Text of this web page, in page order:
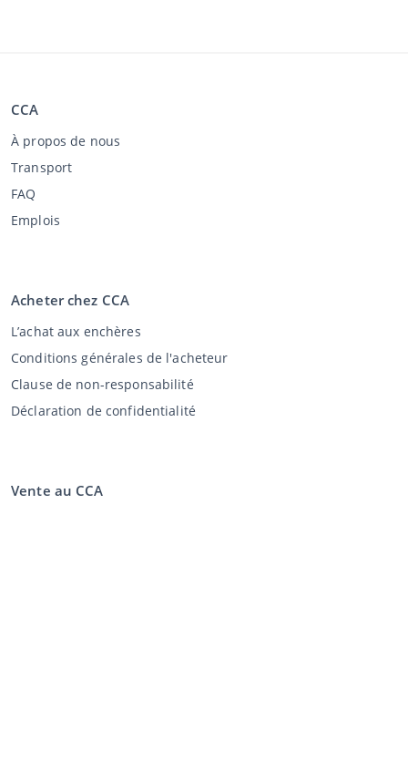
CCA
À propos de nous
Transport
FAQ
Emplois
Acheter chez CCA
L’achat aux enchères
Conditions générales de l'acheteur
Clause de non-responsabilité
Déclaration de confidentialité
Vente au CCA